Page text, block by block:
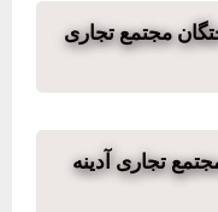
مجتمع تجاری
تجاری آدینه